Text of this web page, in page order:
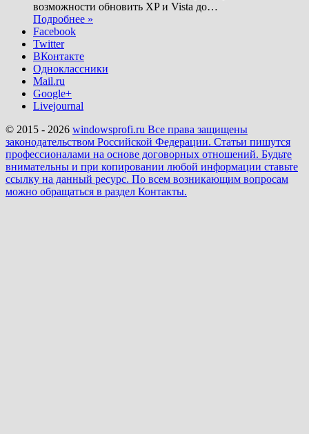
возможности обновить XP и Vista до…
Подробнее »
Facebook
Twitter
ВКонтакте
Одноклассники
Mail.ru
Google+
Livejournal
© 2015 - 2026 windowsprofi.ru Все права защищены
законодательством Российской Федерации. Статьи пишутся
профессионалами на основе договорных отношений. Будьте
внимательны и при копировании любой информации ставьте
ссылку на данный ресурс. По всем возникающим вопросам
можно обращаться в раздел Контакты.